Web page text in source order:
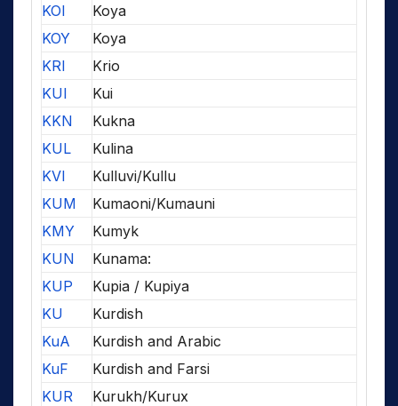
KOI
Koya
KOY
Koya
KRI
Krio
KUI
Kui
KKN
Kukna
KUL
Kulina
KVI
Kulluvi/Kullu
KUM
Kumaoni/Kumauni
KMY
Kumyk
KUN
Kunama:
KUP
Kupia / Kupiya
KU
Kurdish
KuA
Kurdish and Arabic
KuF
Kurdish and Farsi
KUR
Kurukh/Kurux